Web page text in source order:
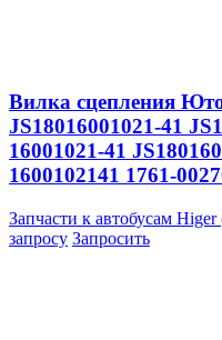
Вилка сцепления
JS18016001021-41
16001021-41
1600102141 1761-
Запчасти к автобусам
запросу Запросить